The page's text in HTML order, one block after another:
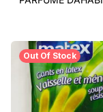
Out Of Stock